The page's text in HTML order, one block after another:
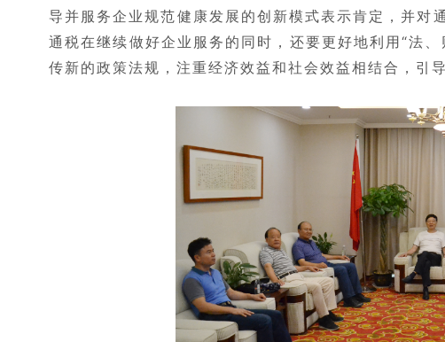
导并服务企业规范健康发展的创新模式表示肯定，并对
通税在继续做好企业服务的同时，还要更好地利用“法
传新的政策法规，注重经济效益和社会效益相结合，引